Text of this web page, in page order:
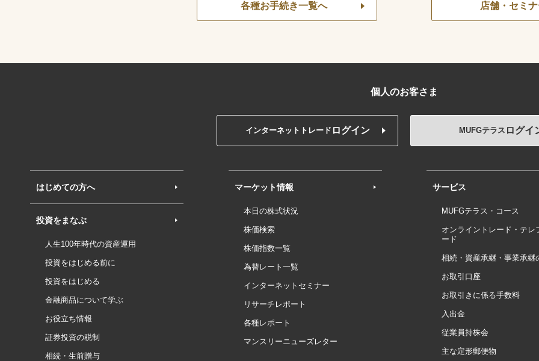
各種お手続き一覧へ 店舗・セミ
個人のお客さま
インターネットトレード ログイン MUFGテラス ログイ
はじめての方へ
投資をまなぶ
人生100年時代の資産運用
投資をはじめる前に
投資をはじめる
金融商品について学ぶ
お役立ち情報
証券投資の税制
相続・生前贈与
マーケット情報
本日の株式状況
株価検索
株価指数一覧
為替レート一覧
インターネットセミナー
リサーチレポート
各種レポート
マンスリーニューズレター
サービス
MUFGテラス・コース
オンライントレード・テレ
ード
相続・資産承継・事業承継
お取引口座
お取引きに係る手数料
入出金
従業員持株会
主な定形郵便物